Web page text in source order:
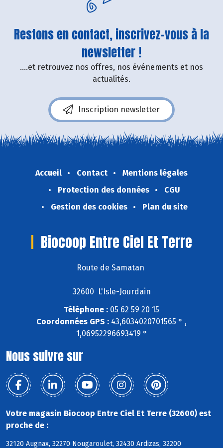
Restons en contact, inscrivez-vous à la
newsletter !
....et retrouvez nos offres, nos événements et nos
actualités.
Inscription newsletter
Accueil Contact
Mentions légales
Protection des données
CGU
Gestion des cookies
Plan du site
Biocoop Entre Ciel Et Terre
Route de Samatan
32600 L'Isle-Jourdain
Téléphone : 05 62 59 20 15
Coordonnées GPS : 43,6034020701565 ° ,
1,06952296693419 °
Nous suivre sur
Votre magasin Biocoop Entre Ciel Et Terre (32600) est
proche de :
32120 Augnax, 32270 Nougaroulet, 32430 Ardizas, 32200